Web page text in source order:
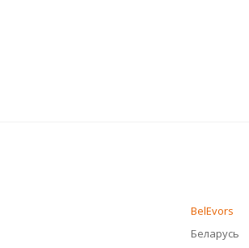
BelEvors
Беларусь